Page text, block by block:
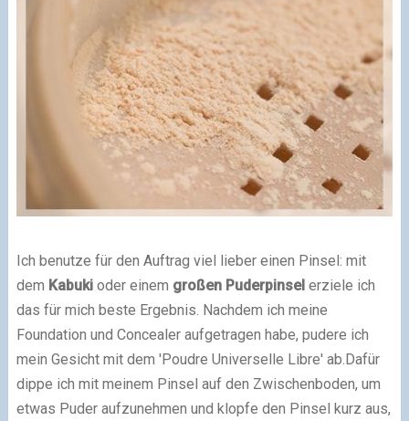
Ich benutze für den Auftrag viel lieber einen Pinsel: mit
dem Kabukioder einem großen Puderpinsel erziele ich
das für mich beste Ergebnis. Nachdem ich meine
Foundation und Concealer aufgetragen habe, pudere ich
mein Gesicht mit dem 'Poudre Universelle Libre' ab. Dafür
dippe ich mit meinem Pinsel auf den Zwischenboden, um
etwas Puder aufzunehmen und klopfe den Pinsel kurz aus,